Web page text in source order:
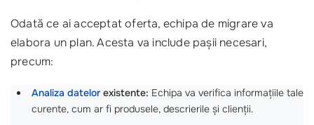
Odată ce ai acceptat oferta, echipa de migrare va
elabora un plan. Acesta va include pașii necesari,
precum:
Analiza datelorexistente: Echipa va verifica informațiile tale
curente, cum ar fi produsele, descrierile și clienții.